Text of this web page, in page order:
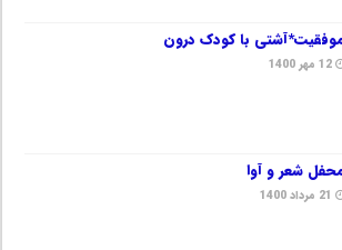
با کودک درون
12 مهر 1400
شعر و آوا
21 مرداد 1400